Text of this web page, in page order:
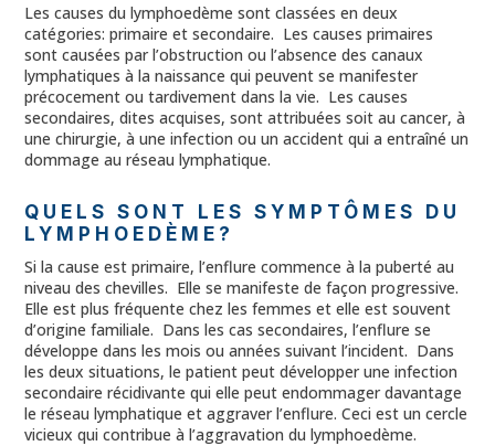
Les causes du lymphoedème sont classées en deux
catégories: primaire et secondaire. Les causes primaires
sont causées par l’obstruction ou l’absence des canaux
lymphatiques à la naissance qui peuvent se manifester
précocement ou tardivement dans la vie. Les causes
secondaires, dites acquises, sont attribuées soit au cancer, à
une chirurgie, à une infection ou un accident qui a entraîné un
dommage au réseau lymphatique.
QUELS SONT LES SYMPTÔMES DU
LYMPHOEDÈME?
Si la cause est primaire, l’enflure commence à la puberté au
niveau des chevilles. Elle se manifeste de façon progressive.
Elle est plus fréquente chez les femmes et elle est souvent
d’origine familiale. Dans les cas secondaires, l’enflure se
développe dans les mois ou années suivant l’incident. Dans
les deux situations, le patient peut développer une infection
secondaire récidivante qui elle peut endommager davantage
le réseau lymphatique et aggraver l’enflure. Ceci est un cercle
vicieux qui contribue à l’aggravation du lymphoedème.